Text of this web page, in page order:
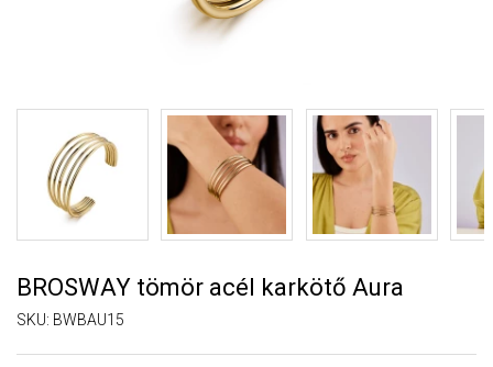
BROSWAY tömör acél karkötő Aura
SKU: BWBAU15